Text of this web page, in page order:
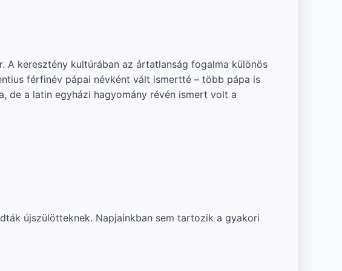
A keresztény kultúrában az ártatlanság fogalma különös
férfinév pápai névként vált ismertté – több pápa is
de a latin egyházi hagyomány révén ismert volt a
újszülötteknek. Napjainkban sem tartozik a gyakori